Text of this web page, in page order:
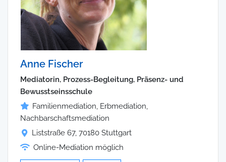
Anne Fischer
Mediatorin, Prozess-Begleitung, Präsenz- und
Bewusstseinsschule
Familienmediation, Erbmediation,
Nachbarschaftsmediation
Liststraße 67, 70180 Stuttgart
Online-Mediation möglich